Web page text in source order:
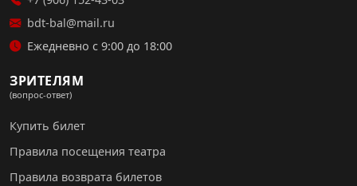
bdt-bal@mail.ru
Ежедневно с 9:00 до 18:00
ЗРИТЕЛЯМ
(вопрос-ответ)
Купить билет
Правила посещения театра
Правила возврата билетов